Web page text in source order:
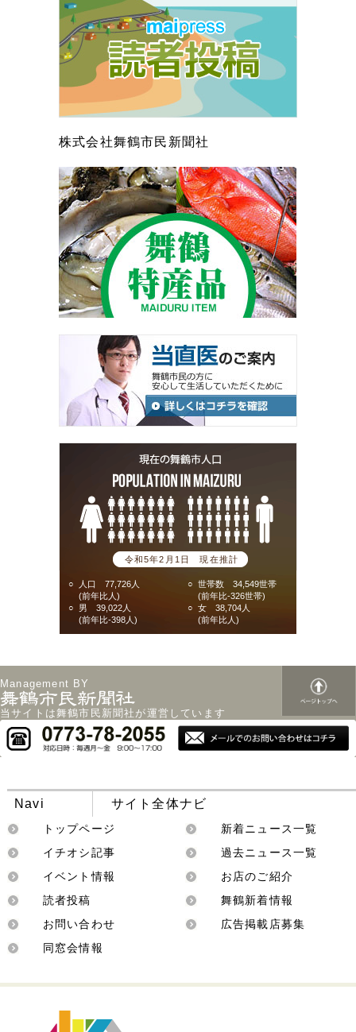
株式会社舞鶴市民新聞社
令和5年2月1日 現在推計
○
人口 77,726人
(前年比人)
○
男 39,022人
(前年比-398人)
○ 世帯数 34,549世帯
(前年比-326世帯)
○ 女 38,704人
(前年比人)
Management BY
当サイトは舞鶴市民新聞社が運営しています
Navi サイト全体ナビ
トップページ
新着ニュース一覧
イチオシ記事
過去ニュース一覧
イベント情報
お店のご紹介
読者投稿
舞鶴新着情報
お問い合わせ
広告掲載店募集
同窓会情報